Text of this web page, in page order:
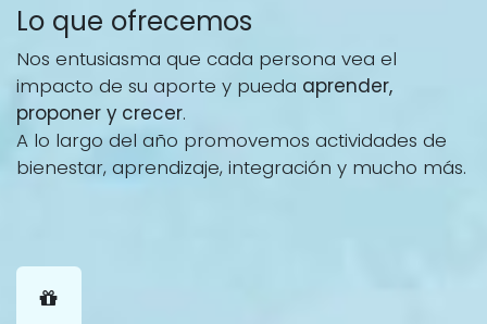
Lo que ofrecemos
Nos entusiasma que cada persona vea el
impacto de su aporte y pueda aprender,
proponer y crecer.
A lo largo del año promovemos actividades de
bienestar, aprendizaje, integración y mucho más.